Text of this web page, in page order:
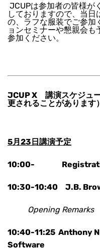
JCUPは参加者の皆様が
しておりますので、当日
の、ラフな服装でご参加
ョンセミナーや懇親会
参加ください。
JCUP X 講演スケジュ
更されることがあります）
5月23日講演予定
10:00-
10:30-10:40 J.B.
Opening Remarks
10:40-11:25 Anthony
Software